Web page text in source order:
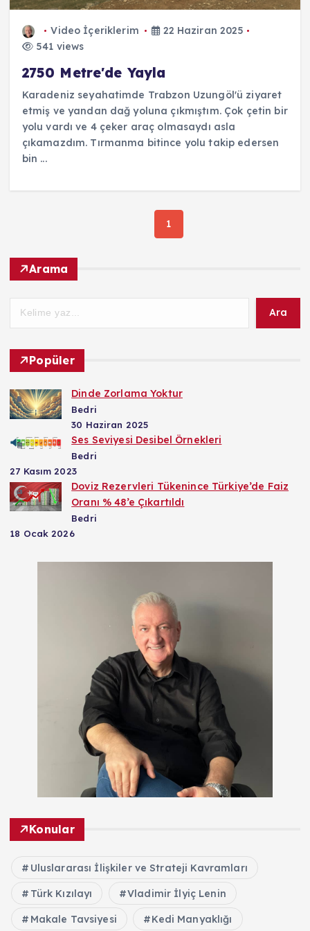
Video İçeriklerim
22 Haziran 2025
541 views
2750 Metre'de Yayla
Karadeniz seyahatimde Trabzon Uzungöl'ü ziyaret
etmiş ve yandan dağ yoluna çıkmıştım. Çok çetin bir
yolu vardı ve 4 çeker araç olmasaydı asla
çıkamazdım. Tırmanma bitince yolu takip edersen
bin ...
1
Arama
Ara
Popüler
Dinde Zorlama Yoktur
Bedri
30 Haziran 2025
Ses Seviyesi Desibel Örnekleri
Bedri
27 Kasım 2023
Doviz Rezervleri Tükenince Türkiye’de Faiz
Oranı % 48’e Çıkartıldı
Bedri
18 Ocak 2026
Konular
Uluslararası İlişkiler ve Strateji Kavramları
Türk Kızılayı Vladimir İlyiç Lenin
Makale Tavsiyesi Kedi Manyaklığı